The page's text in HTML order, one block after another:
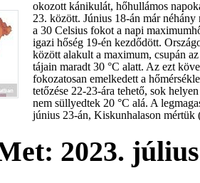
okozott kánikulát, hőhullámos
23. között. Június 18-án már néhány
a 30 Celsius fokot a napi
igazi hőség 19-én kezdődött.
között alakult a maximum, csupán
tájain maradt 30 °C alatt. Az ezt
fokozatosan emelkedett a
tetőzése 22-23-ára tehető, sok
nem süllyedtek 20 °C alá. A
június 23-án, Kiskunhalason mértük
2023.